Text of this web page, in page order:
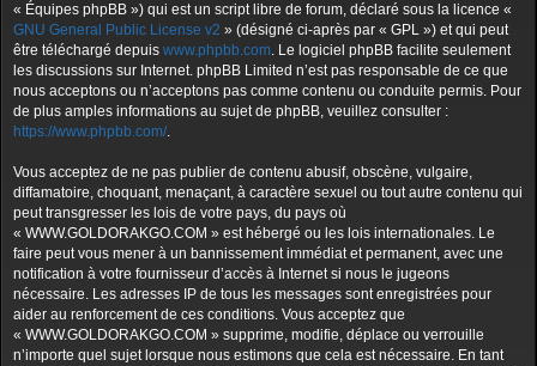
« Équipes phpBB ») qui est un script libre de forum, déclaré sous la licence «
GNU General Public License v2 » (désigné ci-après par « GPL ») et qui peut
être téléchargé depuis www.phpbb.com. Le logiciel phpBB facilite seulement
les discussions sur Internet. phpBB Limited n’est pas responsable de ce que
nous acceptons ou n’acceptons pas comme contenu ou conduite permis. Pour
de plus amples informations au sujet de phpBB, veuillez consulter :
https://www.phpbb.com/.
Vous acceptez de ne pas publier de contenu abusif, obscène, vulgaire,
diffamatoire, choquant, menaçant, à caractère sexuel ou tout autre contenu qui
peut transgresser les lois de votre pays, du pays où
« WWW.GOLDORAKGO.COM » est hébergé ou les lois internationales. Le
faire peut vous mener à un bannissement immédiat et permanent, avec une
notification à votre fournisseur d’accès à Internet si nous le jugeons
nécessaire. Les adresses IP de tous les messages sont enregistrées pour
aider au renforcement de ces conditions. Vous acceptez que
« WWW.GOLDORAKGO.COM » supprime, modifie, déplace ou verrouille
n’importe quel sujet lorsque nous estimons que cela est nécessaire. En tant